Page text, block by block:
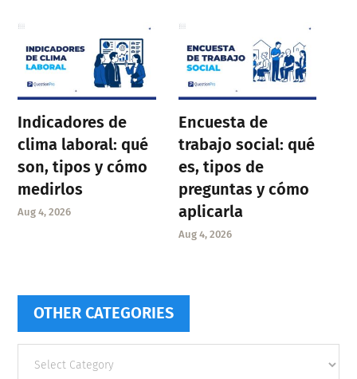
Indicadores de
clima laboral: qué
son, tipos y cómo
medirlos
Aug 4, 2026
Encuesta de
trabajo social: qué
es, tipos de
preguntas y cómo
aplicarla
Aug 4, 2026
OTHER CATEGORIES
categories